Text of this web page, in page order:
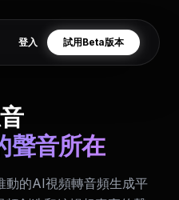
登入 試用Beta版本
聲音所在
動的AI視頻轉音頻生成平